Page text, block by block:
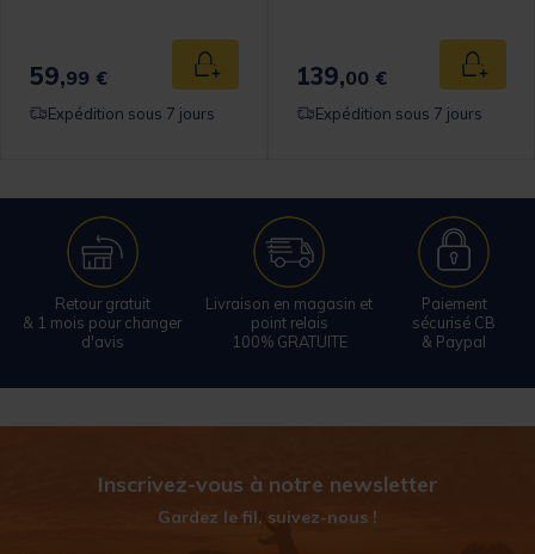
panier
59,99 € Ajouter au panier
Expédition sous 7 jours
139,00 €
Expédition sous 7 jours
Retour gratuit
& 1 mois pour changer
d'avis
Livraison en magasin et
point relais
100% GRATUITE
Paiement
sécurisé CB
& Paypal
Inscrivez-vous à notre newsletter
Gardez le fil, suivez-nous !